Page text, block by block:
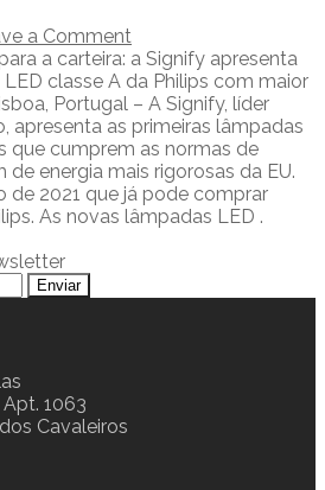
a Comment
a carteira: a Signify apresenta
classe A da Philips com maior
Portugal – A Signify, líder
apresenta as primeiras lâmpadas
que cumprem as normas de
energia mais rigorosas da EU.
de 2021 que já pode comprar
As novas lâmpadas LED .
1063
Cavaleiros